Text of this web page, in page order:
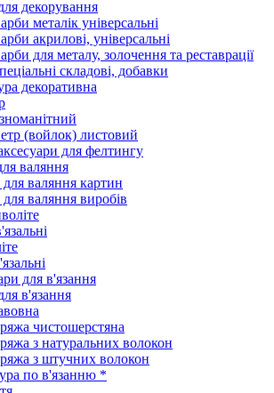
декорування
металік універсальні
акрилові, універсальні
для металу, золочення та реставрації
складові, добавки
декоративна
(войлок) листовий
для фелтингу
валяння
валяння картин
валяння виробів
для в'язання
в'язання
чистошерстяна
з натуральних волокон
з штучних волокон
по в'язанню *